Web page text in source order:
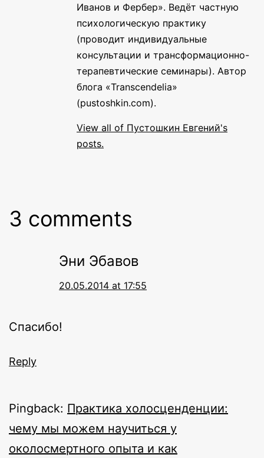
Иванов и Фербер». Ведёт частную
психологическую практику
(проводит индивидуальные
консультации и трансформационно-
терапевтические семинары). Автор
блога «Transcendelia»
(pustoshkin.com).
View all of Пустошкин Евгений's
posts.
3 comments
Эни Эбавов
20.05.2014 at 17:55
Спасибо!
Reply
Pingback: Практика холосценденции:
чему мы можем научиться у
околосмертного опыта и как